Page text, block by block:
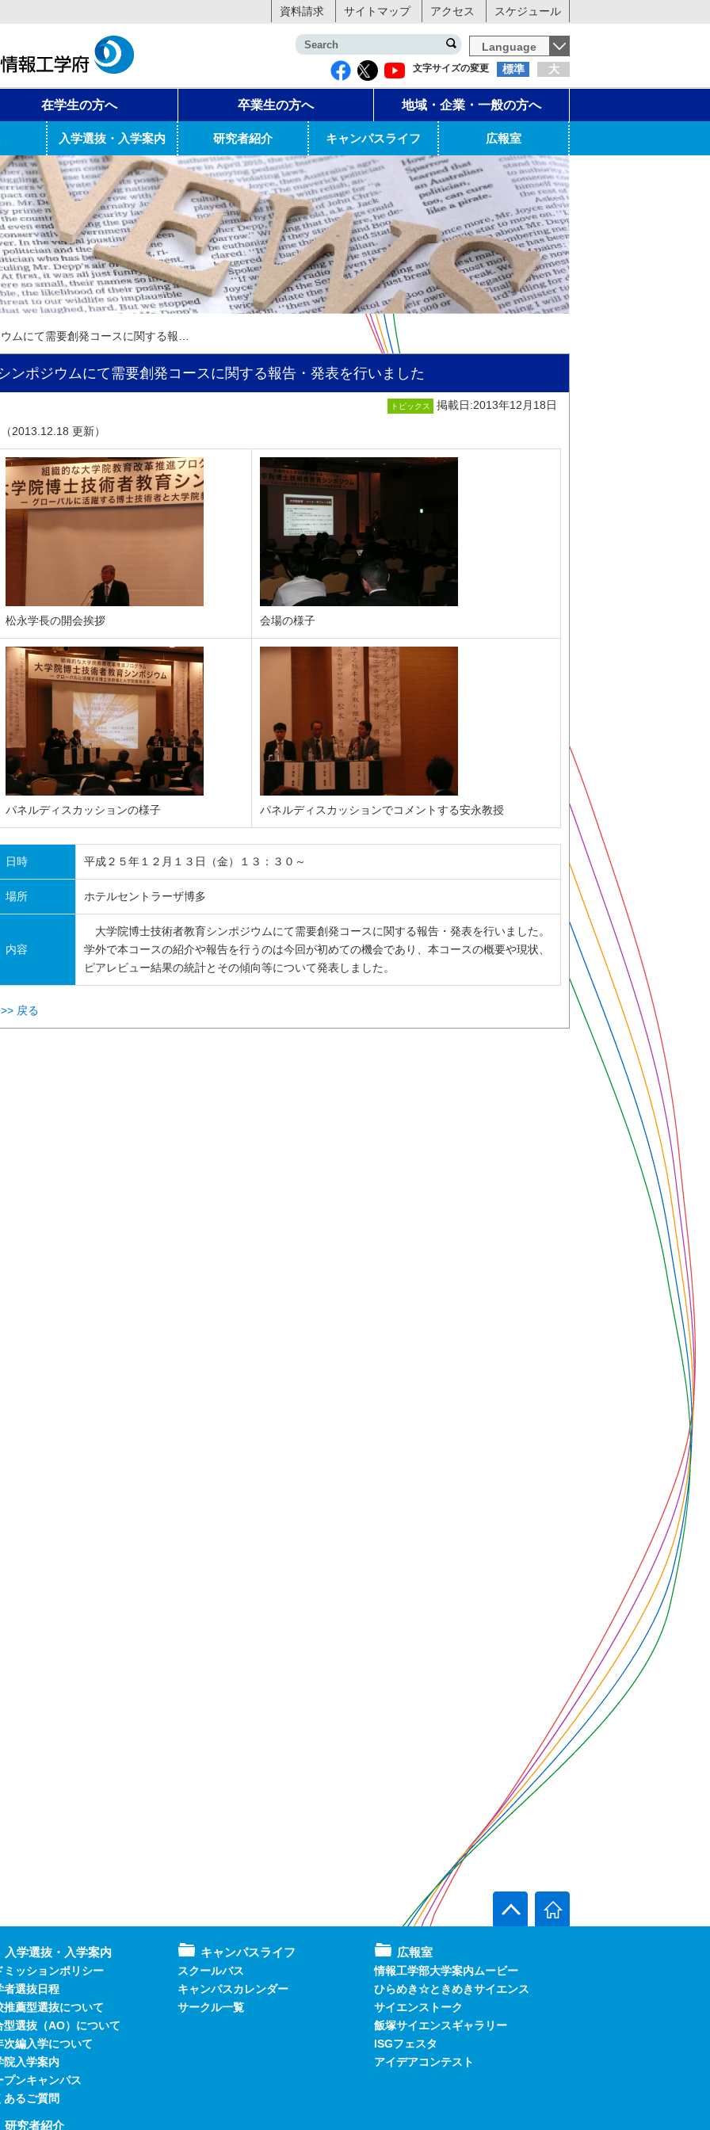
資料請求 サイトマップ アクセス スケジュール
Language
文字サイズの変更 標準 大
在学生の方へ 卒業生の方へ 地域・企業・一般の方へ
入学選抜・入学案内 研究者紹介 キャンパスライフ 広報室
シンポジウムにて需要創発コースに関する報告・発表を行いました
ンポジウムにて需要創発コースに関する報告・発表を行いました
トピックス 掲載日:2013年12月18日
（2013.12.18 更新）
松永学長の開会挨拶 会場の様子
パネルディスカッションの様子 パネルディスカッションでコメントする安永教授
日時 平成２５年１２月１３日（金）１３：３０～
場所 ホテルセントラーザ博多
内容
大学院博士技術者教育シンポジウムにて需要創発コースに関する報告・発表を行いました。
学外で本コースの紹介や報告を行うのは今回が初めての機会であり、本コースの概要や現状、
ピアレビュー結果の統計とその傾向等について発表しました。
>> 戻る
入学選抜・入学案内
ミッションポリシー
者選抜日程
推薦型選抜について
型選抜（AO）について
次編入学について
院入学案内
プンキャンパス
あるご質問
研究者紹介
キャンパスライフ
スクールバス
キャンパスカレンダー
サークル一覧
広報室
情報工学部大学案内ムービー
ひらめき☆ときめきサイエンス
サイエンストーク
飯塚サイエンスギャラリー
ISGフェスタ
アイデアコンテスト